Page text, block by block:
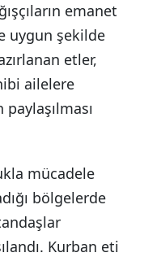
emanet
uygun şekilde
etler,
ailelere
mücadele
bölgelerde
Kurban eti